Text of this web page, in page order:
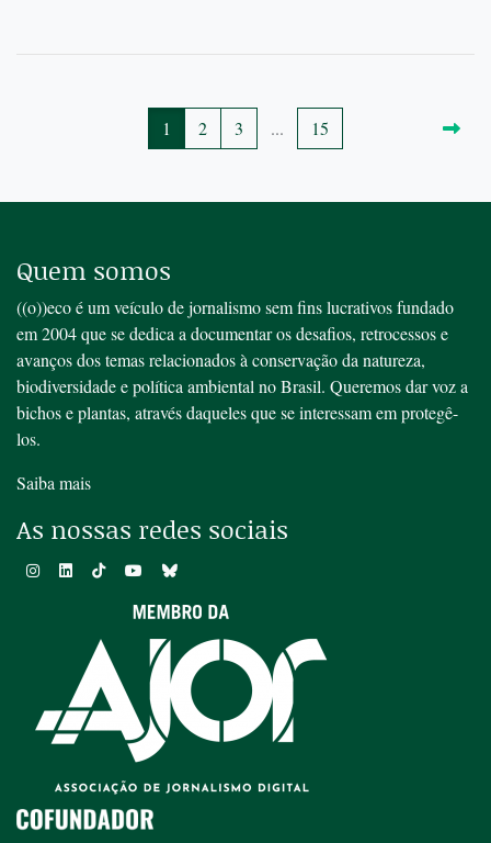
1 2 3 ... 15
Quem somos
((o))eco é um veículo de jornalismo sem fins lucrativos fundado
em 2004 que se dedica a documentar os desafios, retrocessos e
avanços dos temas relacionados à conservação da natureza,
biodiversidade e política ambiental no Brasil. Queremos dar voz a
bichos e plantas, através daqueles que se interessam em protegê-
los.
Saiba mais
As nossas redes sociais